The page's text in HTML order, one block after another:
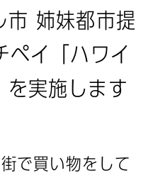
姉妹都市提
イ「ハワイ
を実施します
で買い物をして